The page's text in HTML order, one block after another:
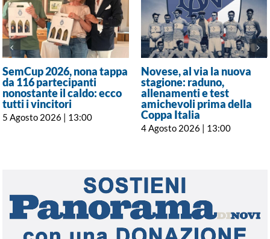
SemCup 2026, nona tappa
da 116 partecipanti
nonostante il caldo: ecco
tutti i vincitori
5 Agosto 2026 | 13:00
Novese, al via la nuova
stagione: raduno,
allenamenti e test
amichevoli prima della
Coppa Italia
4 Agosto 2026 | 13:00